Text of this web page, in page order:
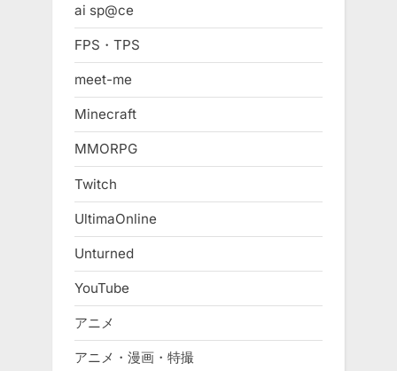
ai sp@ce
FPS・TPS
meet-me
Minecraft
MMORPG
Twitch
UltimaOnline
Unturned
YouTube
アニメ
アニメ・漫画・特撮